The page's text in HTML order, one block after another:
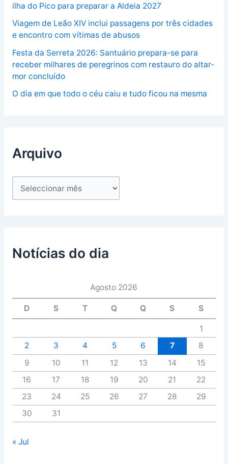
ilha do Pico para preparar a Aldeia 2027
Viagem de Leão XIV inclui passagens por três cidades
e encontro com vítimas de abusos
Festa da Serreta 2026: Santuário prepara-se para
receber milhares de peregrinos com restauro do altar-
mor concluído
O dia em que todo o céu caiu e tudo ficou na mesma
Arquivo
Notícias do dia
Agosto 2026
D S T Q Q S S
1
2
3 4 5 6 7
8
9
10 11 12 13 14
15
16
17 18 19 20 21
22
23
24 25 26 27 28
29
30
31
« Jul